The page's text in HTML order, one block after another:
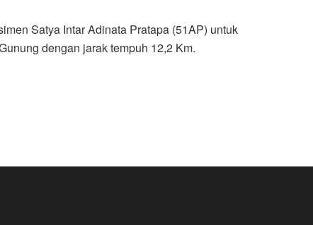
Satya Intar Adinata Pratapa (51AP) untuk
dengan jarak tempuh 12,2 Km.